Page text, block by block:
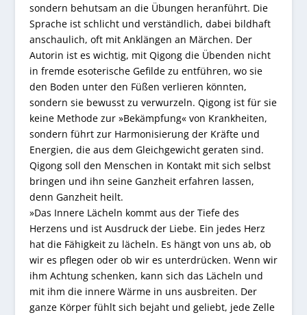
sondern behutsam an die Übungen heranführt. Die
Sprache ist schlicht und verständlich, dabei bildhaft
anschaulich, oft mit Anklängen an Märchen. Der
Autorin ist es wichtig, mit Qigong die Übenden nicht
in fremde esoterische Gefilde zu entführen, wo sie
den Boden unter den Füßen verlieren könnten,
sondern sie bewusst zu verwurzeln. Qigong ist für sie
keine Methode zur »Bekämpfung« von Krankheiten,
sondern führt zur Harmonisierung der Kräfte und
Energien, die aus dem Gleichgewicht geraten sind.
Qigong soll den Menschen in Kontakt mit sich selbst
bringen und ihn seine Ganzheit erfahren lassen,
denn Ganzheit heilt.
»Das Innere Lächeln kommt aus der Tiefe des
Herzens und ist Ausdruck der Liebe. Ein jedes Herz
hat die Fähigkeit zu lächeln. Es hängt von uns ab, ob
wir es pflegen oder ob wir es unterdrücken. Wenn wir
ihm Achtung schenken, kann sich das Lächeln und
mit ihm die innere Wärme in uns ausbreiten. Der
ganze Körper fühlt sich bejaht und geliebt, jede Zelle